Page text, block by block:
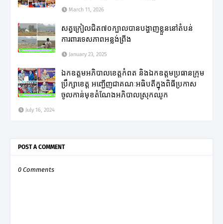
March 11, 2026
សត្វក្រៀលជិត៧០ក្បាលបានបង្ហាញខ្លួននៅតំបន់
ការពារទេសភាពអន្លង់ព្រីង
January 23, 2025
ឯកឧត្តមអភិបាលខេត្តកំពត និងឯកឧត្តមប្រធានក្រុម
ប្រឹក្សាខេត្ត អញ្ជើញជាគណៈអធិបតីក្នុងពិធីប្រកាស
ចូលកាន់មុខតំណែងអភិបាលស្រុកឈូក
July 16, 2024
POST A COMMENT
0 Comments